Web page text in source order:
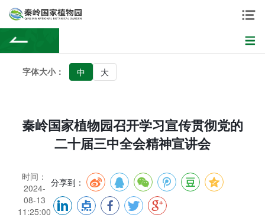
字体大小： 中 大
秦岭国家植物园召开学习宣传贯彻党的
二十届三中全会精神宣讲会
时间：
2024-
08-13
11:25:00
分享到：